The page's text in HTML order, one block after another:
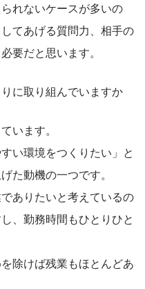
れないケースが多いの
てあげる質問力、相手の
要だと思います。
に取り組んでいますか
います。
い環境をつくりたい」と
た動機の一つです。
ありたいと考えているの
、勤務時間もひとりひと
除けば残業もほとんどあ